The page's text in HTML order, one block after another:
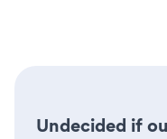
Undecided if